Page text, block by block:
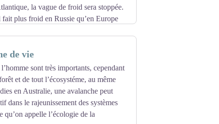
la vague de froid sera stoppée.
fait plus froid en Russie qu’en Europe
est bien plus bas en Sibérie
de vie
sont très importants, cependant
et de tout l’écosystéme, au même
en Australie, une avalanche peut
dans le rajeunissement des systèmes
qu’on appelle l’écologie de la